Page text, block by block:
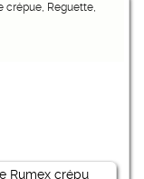
crépue, Reguette,